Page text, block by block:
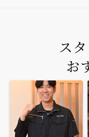
ス
お